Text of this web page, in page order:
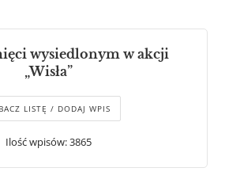
wysiedlonym w akcji
„Wisła”
LISTĘ / DODAJ WPIS
Ilość wpisów: 3865